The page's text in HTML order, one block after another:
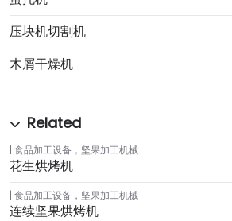
压块机切割机
木屑干燥机
食品加工设备 ， 坚果加工机械
花生烘烤机
食品加工设备 ， 坚果加工机械
连续坚果烘烤机